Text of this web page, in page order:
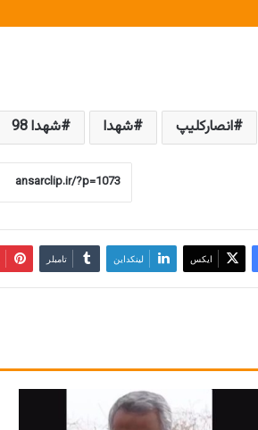
انصارکلیپ شهدا شهدا 98
ایکس لینکداین تامبلر